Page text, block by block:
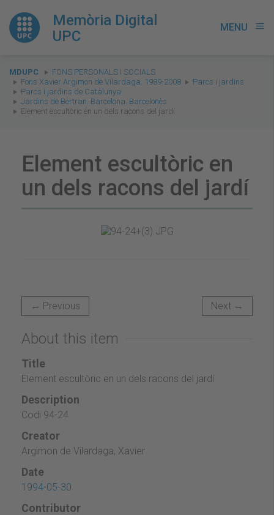
Memòria Digital
UPC
MENU menu
You
are
here:
MDUPC
FONS PERSONALS I SOCIALS
Fons Xavier Argimon de Vilardaga. 1989-2008
Parcs i jardins
Parcs i jardins de Catalunya
Jardins de Bertran. Barcelona. Barcelonès
Element escultòric en un dels racons del jardí
Element escultòric en
un dels racons del jardí
← Previous Next →
About this item
Title
Element escultòric en un dels racons del jardí
Description
Codi 94-24
Creator
Argimon de Vilardaga, Xavier
Date
1994-05-30
Contributor